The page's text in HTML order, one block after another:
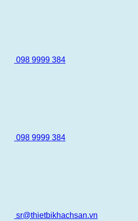
098 9999 384
098 9999 384
sr@thietbikhachsan.vn